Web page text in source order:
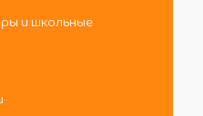
и школьные